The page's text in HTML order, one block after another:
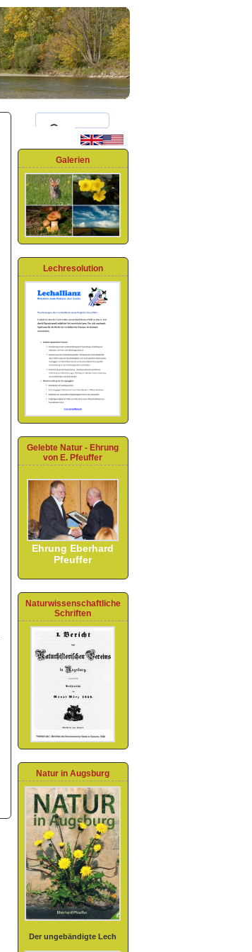
Galerien
Lechresolution
Gelebte Natur - Ehrung
von E. Pfeuffer
Ehrung Eberhard
Pfeuffer
Naturwissenschaftliche
Schriften
Natur in Augsburg
Der ungebändigte Lech